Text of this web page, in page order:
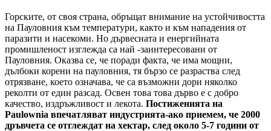
Горските, от своя страна, обръщат внимание на устойчивостта
на Пауловния към температури, както и към нападения от
паразити и насекоми. Но дървесната и енергийната
промишленост изглежда са най -заинтересовани от
Пауловния. Оказва се, че поради факта, че има мощни,
дълбоки корени на пауловния, тя бързо се разраства след
отрязване, което означава, че са възможни дори няколко
реколти от един разсад. Освен това това дърво е с добро
качество, издръжливост и лекота. Постиженията на
Paulownia впечатляват индустрията-ако приемем, че 2000
дръвчета се отглеждат на хектар, след около 5-7 години от